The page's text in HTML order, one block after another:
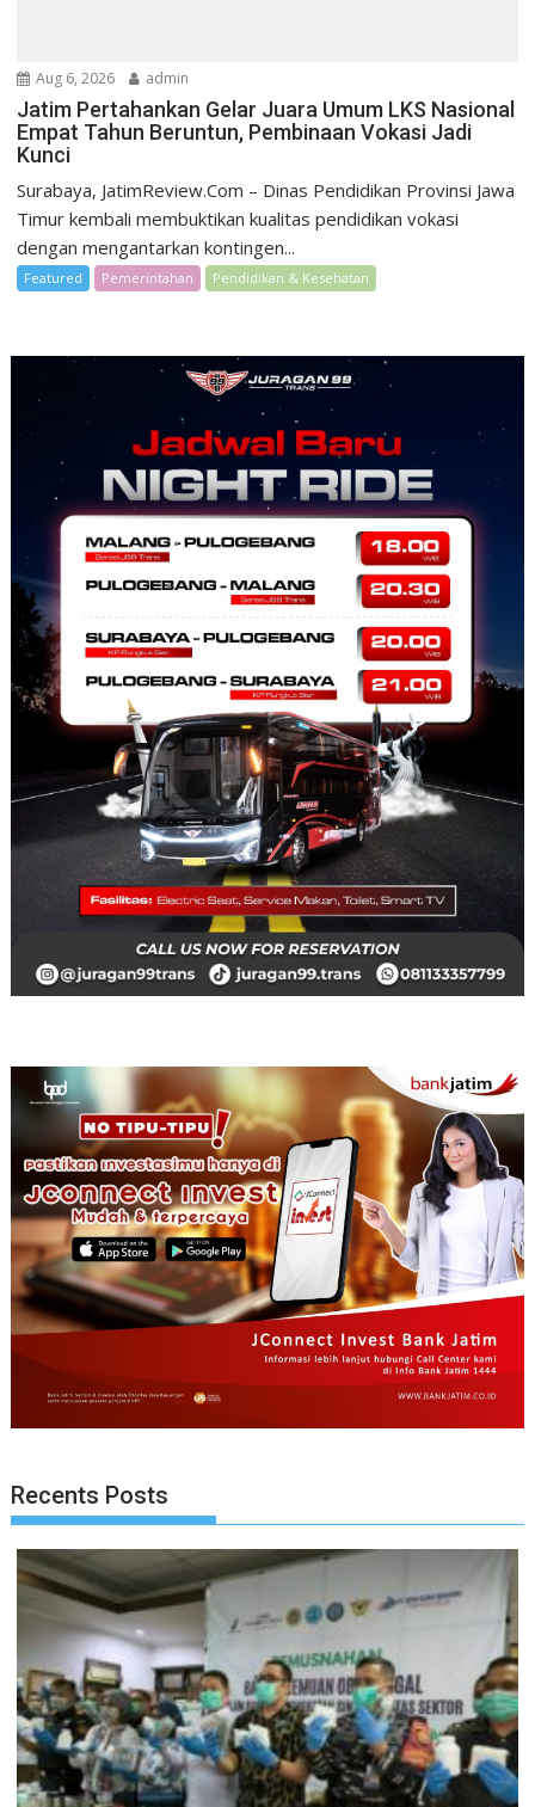
Aug 6, 2026 admin
Jatim Pertahankan Gelar Juara Umum LKS Nasional
Empat Tahun Beruntun, Pembinaan Vokasi Jadi
Kunci
Surabaya, JatimReview.Com – Dinas Pendidikan Provinsi Jawa
Timur kembali membuktikan kualitas pendidikan vokasi
dengan mengantarkan kontingen...
Featured Pemerintahan Pendidikan & Kesehatan
Recents Posts